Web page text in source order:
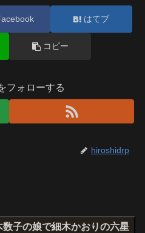
はてブ
コピー
フォローする
hiroshidrp
数子の娘で細木かおりの六星